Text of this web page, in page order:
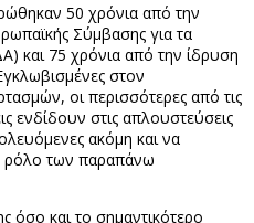
50 χρόνια από την
Σύμβασης για τα
και 75 χρόνια από την ίδρυση
στον
οι περισσότερες από τις
ενδίδουν στις απλουστεύσεις
ακόμη και να
ρόλο των παραπάνω
και το σημαντικότερο